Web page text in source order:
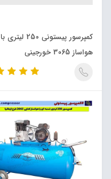
کمپرسور پیستونی 250 لیتری با
هواساز 3065 خورجینی